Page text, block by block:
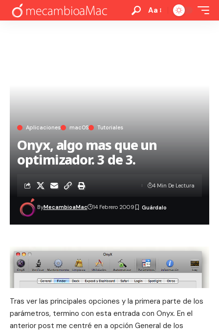
Aa
Aplicaciones macOS Tutoriales
Onyx, algo mas que un
optimizador. 3 de 3.
ByMecambioaMac 14 Febrero 2009
4 Min De Lectura
Tras ver las principales opciones y la primera parte de los
parámetros, termino con esta entrada con Onyx. En el
anterior post me centré en a opción General de los